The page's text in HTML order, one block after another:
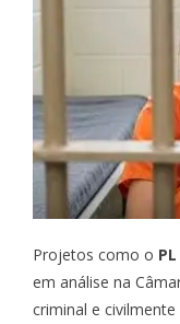
Projetos como o
em análise na
criminal e